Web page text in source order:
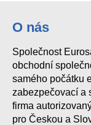
O nás
Společnost
obchodní
samého počátku
zabezpečovací a
firma
pro Českou a